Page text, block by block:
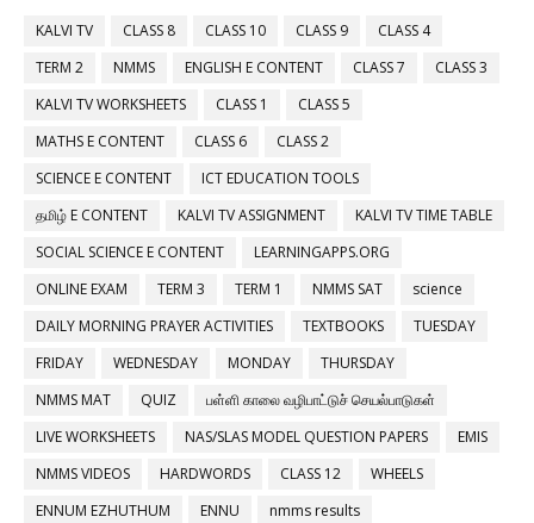
KALVI TV CLASS 8 CLASS 10 CLASS 9
CLASS 4
TERM 2
NMMS ENGLISH E CONTENT CLASS 7
CLASS 3
KALVI TV WORKSHEETS
CLASS 1
CLASS 5
MATHS E CONTENT
CLASS 6
CLASS 2
SCIENCE E CONTENT
ICT EDUCATION TOOLS
தமிழ் E CONTENT
KALVI TV ASSIGNMENT
KALVI TV TIME TABLE
SOCIAL SCIENCE E CONTENT
LEARNINGAPPS.ORG
ONLINE EXAM
TERM 3 TERM 1 NMMS SAT
science
DAILY MORNING PRAYER ACTIVITIES
TEXTBOOKS
TUESDAY
FRIDAY
WEDNESDAY MONDAY
THURSDAY
NMMS MAT
QUIZ
பள்ளி காலை வழிபாட்டுச் செயல்பாடுகள்
LIVE WORKSHEETS
NAS/SLAS MODEL QUESTION PAPERS
EMIS
NMMS VIDEOS
HARDWORDS CLASS 12
WHEELS
ENNUM EZHUTHUM
ENNU
nmms results